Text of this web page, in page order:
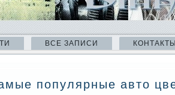
ВСЕ ЗАПИСИ КОНТАКТЫ
популярные авто